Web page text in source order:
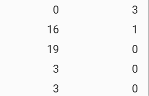
0
3
16
1
19
0
3
0
3 0